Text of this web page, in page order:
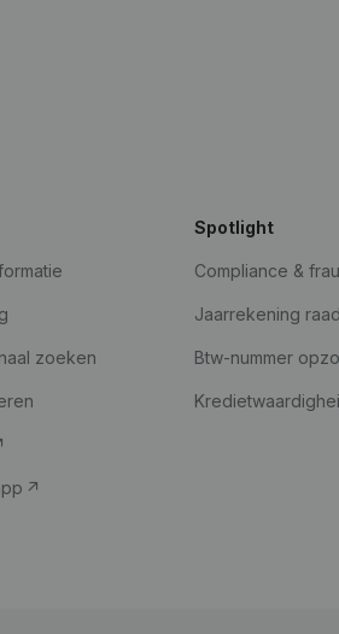
zoeken
Spotlight
Compliance &
Jaarrekening
Btw-nummer